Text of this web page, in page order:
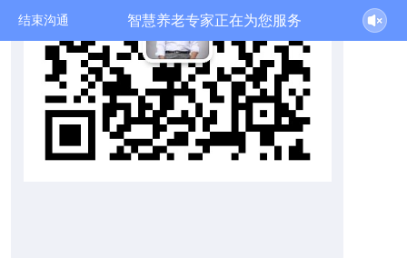
结束沟通 智慧养老专家正在为您服务